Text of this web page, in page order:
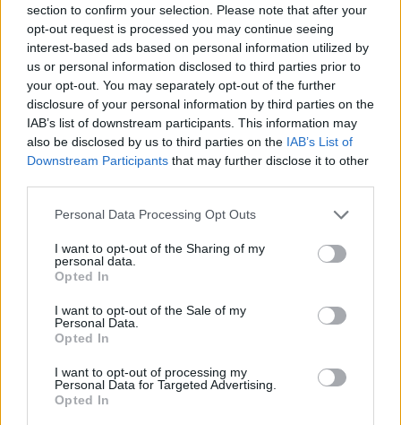
section to confirm your selection. Please note that after your
opt-out request is processed you may continue seeing
interest-based ads based on personal information utilized by
us or personal information disclosed to third parties prior to
your opt-out. You may separately opt-out of the further
disclosure of your personal information by third parties on the
IAB’s list of downstream participants. This information may
also be disclosed by us to third parties on the IAB’s List of
Downstream Participants that may further disclose it to other
Personal Data Processing Opt Outs
I want to opt-out of the Sharing of my
personal data.
Opted In
I want to opt-out of the Sale of my
Personal Data.
Opted In
I want to opt-out of processing my
Personal Data for Targeted Advertising.
Opted In
román és a magyar sajtó,
válogatott meghívót
sürgetnek
Nőileg
Sándor Ella: Na, indíts, s
menjünk!
A rovat további cikkei